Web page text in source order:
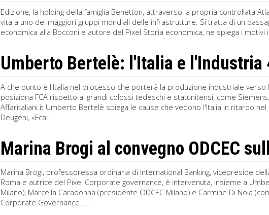
Edizione, la holding della famiglia Benetton, attraverso la propria controllata
vita a uno dei maggiori gruppi mondiali delle infrastrutture. Si tratta di un
economica alla Bocconi e autore del Pixel Storia economica, ne spiega i
Umberto Bertelè: l'Italia e l'Industria
A che punto è l'Italia nel processo che porterà la produzione industriale verso
posiziona FCA rispetto ai grandi colossi tedeschi e statunitensi, come
Affaritaliani.it Umberto Bertelè spiega le cause che vedono l'Italia in ritardo
Deugeni, «Fca: ...
Marina Brogi al convegno ODCEC
Marina Brogi, professoressa ordinaria di International Banking, vicepreside
Roma e autrice del Pixel Corporate governance, è intervenuta, insieme a
Milano), Marcella Caradonna (presidente ODCEC Milano) e Carmine Di Noia
Corporate Governance. ...